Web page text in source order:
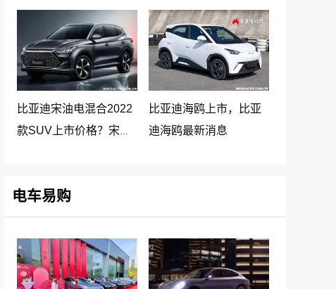
十名
豹纯电动报价20.98万起
比亚迪宋油电混合2022
款SUV上市价格？宋
比亚迪海鸥上市，比亚
迪海鸥最新消息
电车易购